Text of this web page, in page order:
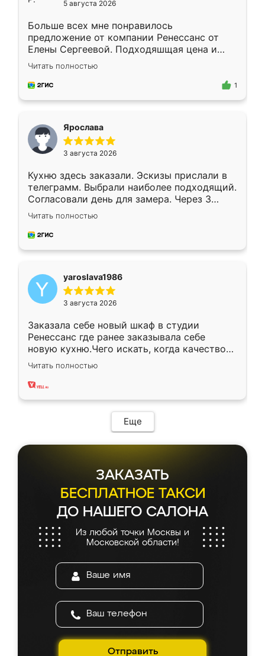
5 августа 2026
Больше всех мне понравилось
предложение от компании Ренессанс от
Елены Сергеевой. Подходяшщая цена и
короткие сроки изготовления. Приехавший
для замера сотрудник Владислав
предложил по моему эскизу самый
Читать полностью
1
Ярослава
3 августа 2026
Кухню здесь заказали. Эскизы прислали в
телеграмм. Выбрали наиболее подходящий.
Согласовали день для замера. Через 3
недели кухня была уже готова. Остались
довольны работой. Спасибо Ренессанс
мебель за качественную работу!
Читать полностью
yaroslava1986
3 августа 2026
Заказала себе новый шкаф в студии
Ренессанс где ранее заказывала себе
новую кухню.Чего искать, когда качеством
вполне довольна. Служит кухня уже почти
два года, нареканий нет.
Читать полностью
Еще
ЗАКАЗАТЬ
БЕСПЛАТНОЕ ТАКСИ
ДО НАШЕГО САЛОНА
Из любой точки Москвы и
Московской области!
Отправить